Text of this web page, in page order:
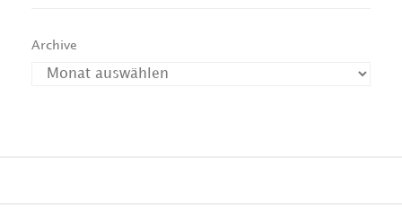
Archive